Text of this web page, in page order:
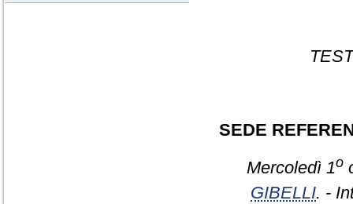
SEDE
Mercoledì 1o
GIBELLI. -